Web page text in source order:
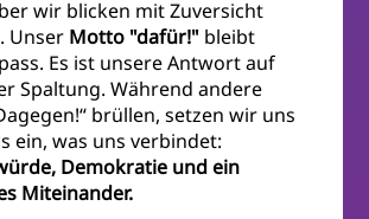
wir blicken mit Zuversicht
Unser Motto "dafür!" bleibt
Es ist unsere Antwort auf
Spaltung. Während andere
brüllen, setzen wir uns
ein, was uns verbindet:
Demokratie und ein
Miteinander.